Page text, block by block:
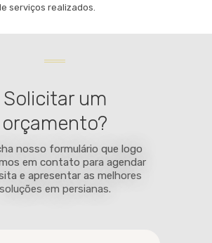
serviços realizados.
Solicitar um
orçamento?
nosso formulário que logo
em contato para agendar
e apresentar as melhores
soluções em persianas.